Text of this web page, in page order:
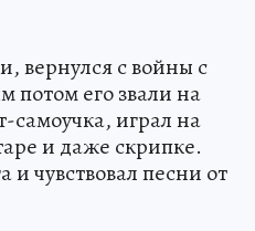
вернулся с войны с
потом его звали на
самоучка, играл на
и даже скрипке.
и чувствовал песни от